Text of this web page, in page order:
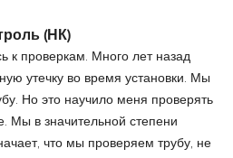
(НК)
к проверкам. Много лет назад
утечку во время установки. Мы
Но это научило меня проверять
Мы в значительной степени
что мы проверяем трубу, не